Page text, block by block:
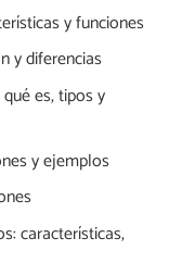
y funciones
y diferencias
es, tipos y
y ejemplos
características,